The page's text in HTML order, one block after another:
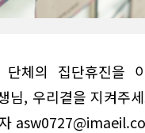
단체의 집단휴진을
님, 우리곁을 지켜주